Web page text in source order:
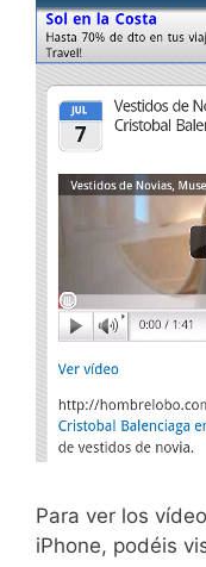
Para ver los
iPhone, podéis